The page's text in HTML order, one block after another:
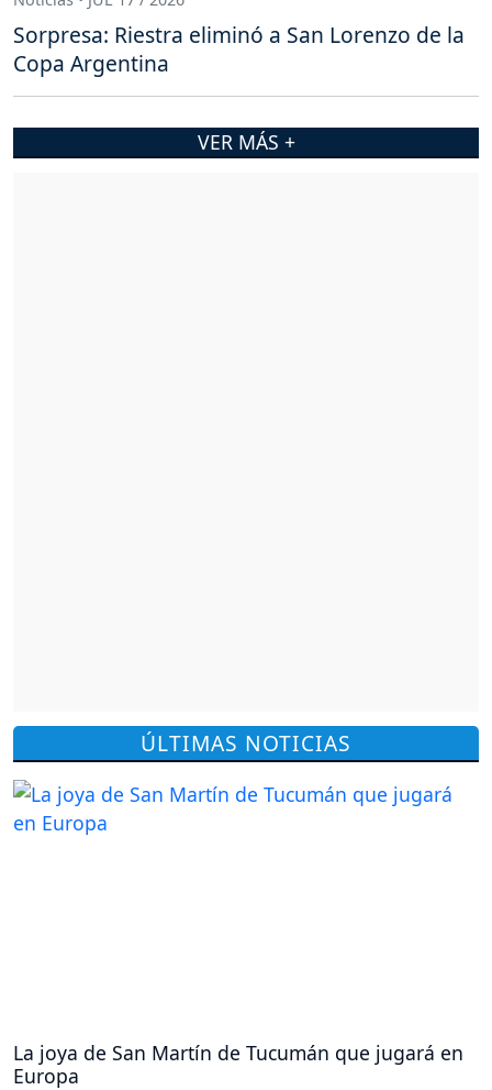
ÚLTIMAS NOTICIAS
La joya de San Martín de Tucumán que jugará en
Europa
Sorpresa: Riestra eliminó a San Lorenzo de la
Copa Argentina
VER MÁS +